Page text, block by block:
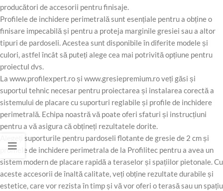
producători de accesorii pentru finisaje.
Profilele de inchidere perimetrală sunt esențiale pentru a obține o
finisare impecabilă și pentru a proteja marginile gresiei sau a altor
tipuri de pardoseli. Acestea sunt disponibile în diferite modele și
culori, astfel încât să puteți alege cea mai potrivită opțiune pentru
proiectul dvs.
La www.profilexpert.ro și www.gresiepremium.ro veți găsi și
suportul tehnic necesar pentru proiectarea și instalarea corectă a
sistemului de placare cu suporturi reglabile și profile de inchidere
perimetrală. Echipa noastră vă poate oferi sfaturi și instrucțiuni
pentru a vă asigura că obțineți rezultatele dorite.
Alegeți suporturile pentru pardoseli flotante de gresie de 2 cm și
profilele de inchidere perimetrala de la Profilitec pentru a avea un
sistem modern de placare rapidă a teraselor și spațiilor pietonale. Cu
aceste accesorii de înaltă calitate, veți obține rezultate durabile și
estetice, care vor rezista în timp și vă vor oferi o terasă sau un spațiu